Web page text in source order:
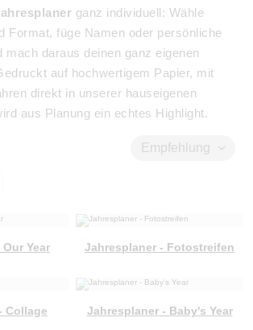
ganz individuell: Wähle
Format, füge Namen oder persönliche
mach daraus deinen ganz eigenen
auf hochwertigem Papier, mit
direkt in unserer hauseigenen
aus Planung ein echtes Highlight.
Empfehlung
Year Jahresplaner - Fotostreifen
Collage Jahresplaner - Baby's Year